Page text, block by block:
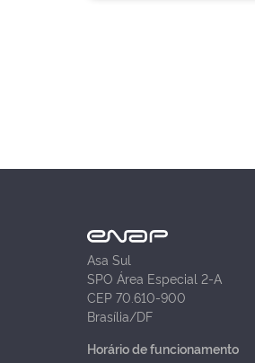
Asa Sul
SPO Área Especial 2-A
CEP 70.610-900
Brasília/DF
Horário de funcionamento